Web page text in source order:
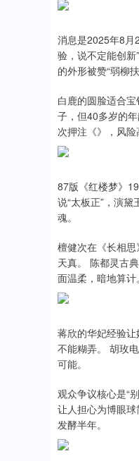
消息是2025年8月
验，说不定能创新
的外形被赞“弱柳
白鹿的圆脸适合
子，但40多岁的
次押注《》，风险
87版《红楼梦》
说“太板正”，演
魂。
檀健次在《长相
天真。 陈都灵古
面温柔，暗地算计。
蒋欣的华妃经验
不能糊弄。 胡玫
可能。
观众争议核心是“
让人担心为博眼
发酵半年。